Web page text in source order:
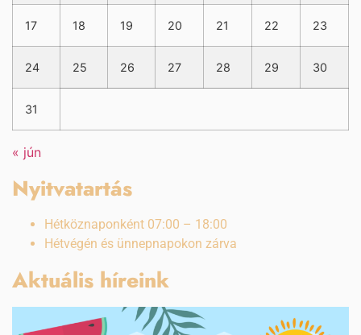
17 18 19 20 21 22 23
24 25 26 27 28 29 30
31
« jún
Nyitvatartás
Hétköznaponként 07:00 – 18:00
Hétvégén és ünnepnapokon zárva
Aktuális híreink